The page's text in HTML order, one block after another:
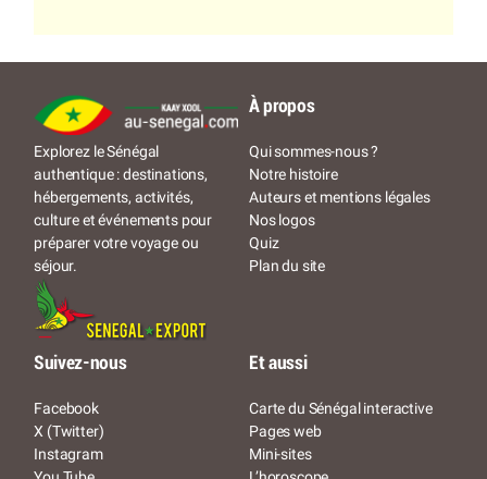
Explorez le Sénégal
authentique : destinations,
hébergements, activités,
culture et événements pour
préparer votre voyage ou
séjour.
À propos
Qui sommes-nous ?
Notre histoire
Auteurs et mentions légales
Nos logos
Quiz
Plan du site
Suivez-nous
Facebook
X (Twitter)
Instagram
Et aussi
Carte du Sénégal interactive
Pages web
Mini-sites